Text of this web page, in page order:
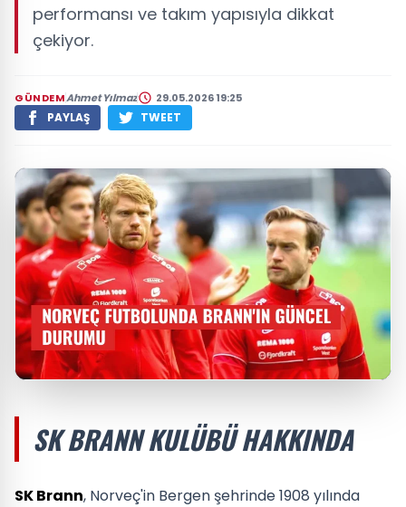
performansı ve takım yapısıyla dikkat
çekiyor.
GÜNDEMAhmet Yılmaz 29.05.2026 19:25
PAYLAŞ TWEET
SK BRANN KULÜBÜ HAKKINDA
SK Brann, Norveç'in Bergen şehrinde 1908 yılında